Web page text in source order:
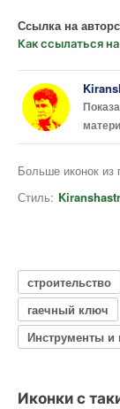
Ссылка на
Как ссылаться
Больше иконок из
Стиль:
строительство
гаечный ключ
Инструменты и
Иконки с